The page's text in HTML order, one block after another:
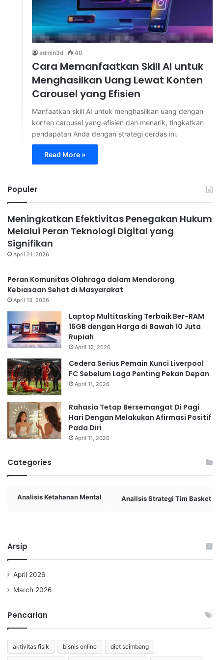
admin3d 40
Cara Memanfaatkan Skill AI untuk
Menghasilkan Uang Lewat Konten
Carousel yang Efisien
Manfaatkan skill AI untuk menghasilkan uang dengan
konten carousel yang efisien dan menarik, tingkatkan
pendapatan Anda dengan strategi cerdas ini.
Read More »
Populer
Meningkatkan Efektivitas Penegakan Hukum
Melalui Peran Teknologi Digital yang
Signifikan
April 21, 2026
Peran Komunitas Olahraga dalam Mendorong
Kebiasaan Sehat di Masyarakat
April 13, 2026
Laptop Multitasking Terbaik Ber-RAM
16GB dengan Harga di Bawah 10 Juta
Rupiah
April 12, 2026
Cedera Serius Pemain Kunci Liverpool
FC Sebelum Laga Penting Pekan Depan
April 11, 2026
Rahasia Tetap Bersemangat Di Pagi
Hari Dengan Melakukan Afirmasi Positif
Pada Diri
April 11, 2026
Categories
Analisis Ketahanan Mental Analisis Strategi Tim Basket
Arsip
April 2026
March 2026
Pencarian
aktivitas fisik bisnis online diet seimbang